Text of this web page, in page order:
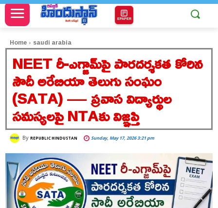
EPAPER
Home saudi arabia
NEET రీ-ఎగ్జామ్‌పై పారదర్శకత కోరిన
సౌదీ అరేబియా తెలుగు సంఘం
(SATA) — ప్రవాస విద్యార్థుల
సమస్యలపై NTAకు విజ్ఞప్తి
By REPUBLIC HINDUSTAN Sunday, May 17, 2026 3:21 pm